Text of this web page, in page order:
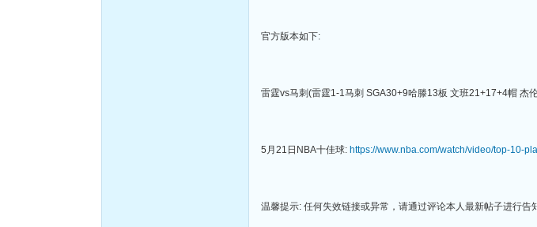
官方版本如下:
雷霆vs马刺(雷霆1-1马刺 SGA30+9哈滕13板 文班21+17+4帽 杰
5月21日NBA十佳球: https://www.nba.com/watch/video/top-10-
温馨提示: 任何失效链接或异常，请通过评论本人最新帖子进行告